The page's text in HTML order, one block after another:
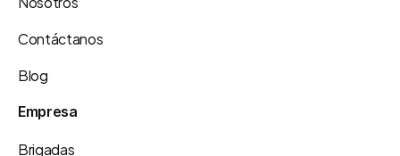
Contáctanos
Blog
Empresa
Brigadas